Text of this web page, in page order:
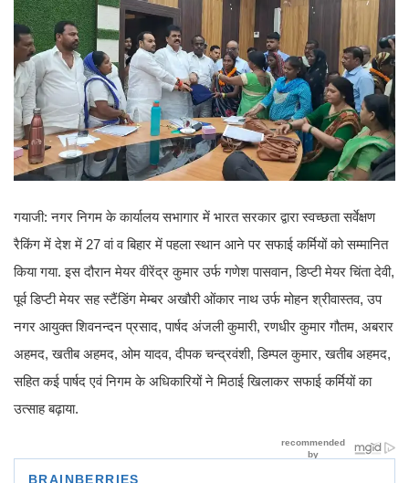
गयाजी: नगर निगम के कार्यालय सभागार में भारत सरकार द्वारा स्वच्छता सर्वेक्षण
रैकिंग में देश में 27 वां व बिहार में पहला स्थान आने पर सफाई कर्मियों को सम्मानित
किया गया. इस दौरान मेयर वीरेंद्र कुमार उर्फ गणेश पासवान, डिप्टी मेयर चिंता देवी,
पूर्व डिप्टी मेयर सह स्टैंडिंग मेम्बर अखौरी ओंकार नाथ उर्फ मोहन श्रीवास्तव, उप
नगर आयुक्त शिवनन्दन प्रसाद, पार्षद अंजली कुमारी, रणधीर कुमार गौतम, अबरार
अहमद, खतीब अहमद, ओम यादव, दीपक चन्द्रवंशी, डिम्पल कुमार, खतीब अहमद,
सहित कई पार्षद एवं निगम के अधिकारियों ने मिठाई खिलाकर सफाई कर्मियों का
उत्साह बढ़ाया.